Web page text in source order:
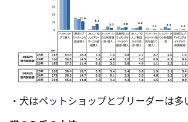
・犬はペットショップとブリーダーは多